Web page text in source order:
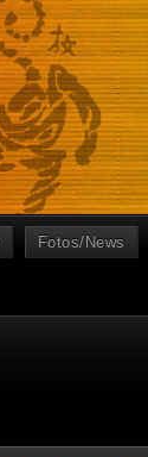
Fotos/News